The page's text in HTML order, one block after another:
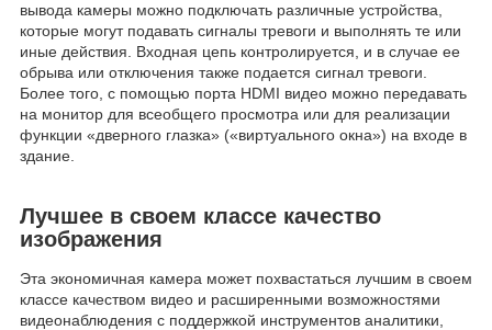
вывода камеры можно подключать различные устройства,
которые могут подавать сигналы тревоги и выполнять те или
иные действия. Входная цепь контролируется, и в случае ее
обрыва или отключения также подается сигнал тревоги.
Более того, с помощью порта HDMI видео можно передавать
на монитор для всеобщего просмотра или для реализации
функции «дверного глазка» («виртуального окна») на входе в
здание.
Лучшее в своем классе качество
изображения
Эта экономичная камера может похвастаться лучшим в своем
классе качеством видео и расширенными возможностями
видеонаблюдения с поддержкой инструментов аналитики,